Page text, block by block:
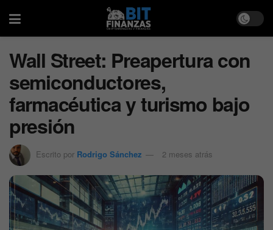
Wall Street: Preapertura con
semiconductores,
farmacéutica y turismo bajo
presión
Escrito por Rodrigo Sánchez 2 meses atrás